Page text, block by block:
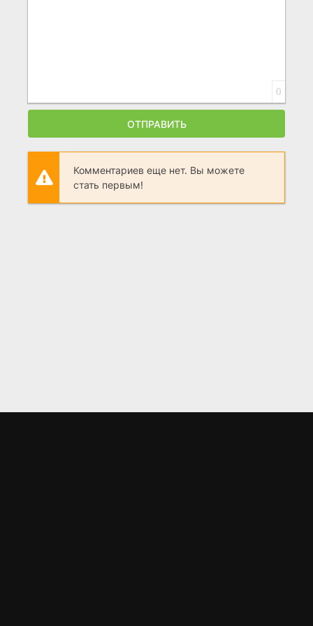
0
ОТПРАВИТЬ
Комментариев еще нет. Вы можете
стать первым!